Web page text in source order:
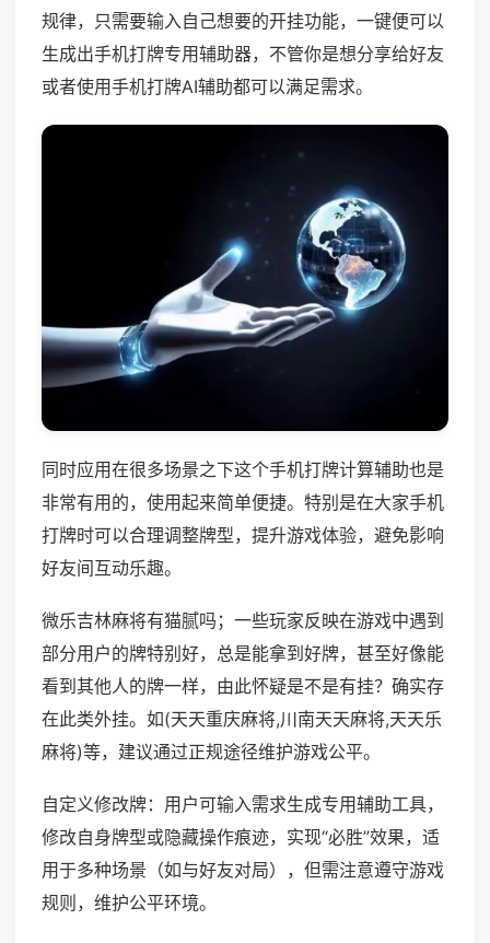
规律，只需要输入自己想要的开挂功能，一键便可以
生成出手机打牌专用辅助器，不管你是想分享给好友
或者使用手机打牌AI辅助都可以满足需求。
同时应用在很多场景之下这个手机打牌计算辅助也是
非常有用的，使用起来简单便捷。特别是在大家手机
打牌时可以合理调整牌型，提升游戏体验，避免影响
好友间互动乐趣。
微乐吉林麻将有猫腻吗；一些玩家反映在游戏中遇到
部分用户的牌特别好，总是能拿到好牌，甚至好像能
看到其他人的牌一样，由此怀疑是不是有挂？确实存
在此类外挂。如(天天重庆麻将,川南天天麻将,天天乐
麻将)等，建议通过正规途径维护游戏公平。
自定义修改牌：用户可输入需求生成专用辅助工具，
修改自身牌型或隐藏操作痕迹，实现“必胜”效果，适
用于多种场景（如与好友对局），但需注意遵守游戏
规则，维护公平环境。